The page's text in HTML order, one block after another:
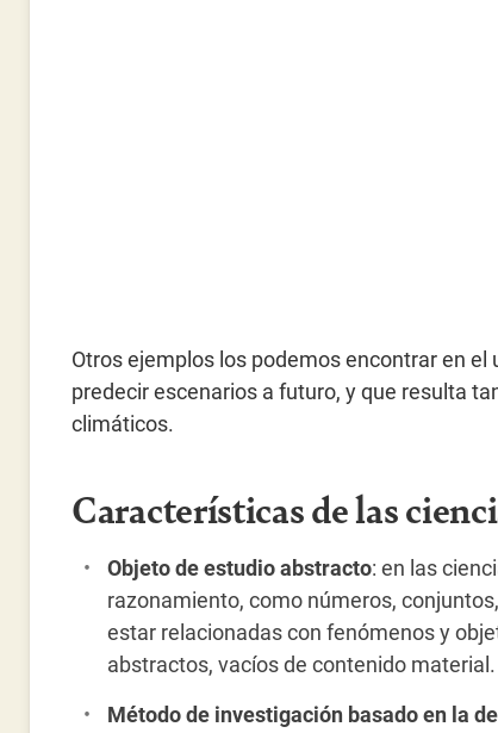
Otros ejemplos los podemos encontrar en el
predecir escenarios a futuro, y que resulta
climáticos.
Características de las
Objeto de estudio abstracto: en las
razonamiento, como números,
estar relacionadas con fenómenos y
abstractos, vacíos de contenido material.
Método de investigación basado en la